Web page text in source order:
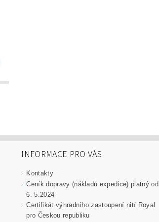
INFORMACE PRO VÁS
Kontakty
Ceník dopravy (nákladů expedice) platný od
6. 5.2024
Certifikát výhradního zastoupení nití Royal
pro Českou republiku